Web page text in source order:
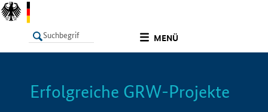
MENÜ
LISTE Info
Erfolgreiche GRW-Projekte